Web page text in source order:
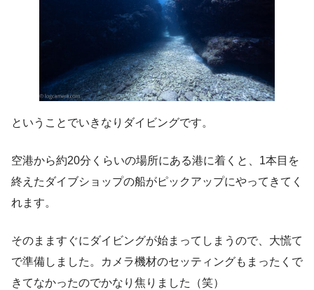
ということでいきなりダイビングです。
空港から約20分くらいの場所にある港に着くと、1本目を
終えたダイブショップの船がピックアップにやってきてく
れます。
そのまますぐにダイビングが始まってしまうので、大慌て
で準備しました。カメラ機材のセッティングもまったくで
きてなかったのでかなり焦りました（笑）